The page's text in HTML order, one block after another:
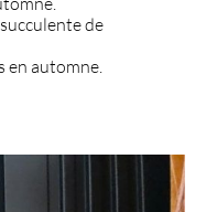
de
en automne.